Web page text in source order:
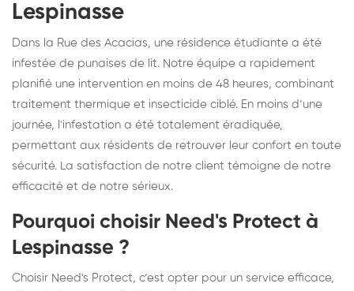
Lespinasse
Dans la Rue des Acacias, une résidence étudiante a été
infestée de punaises de lit. Notre équipe a rapidement
planifié une intervention en moins de 48 heures, combinant
traitement thermique et insecticide ciblé. En moins d’une
journée, l'infestation a été totalement éradiquée,
permettant aux résidents de retrouver leur confort en toute
sécurité. La satisfaction de notre client témoigne de notre
efficacité et de notre sérieux.
Pourquoi choisir Need's Protect à
Lespinasse ?
Choisir Need's Protect, c’est opter pour un service efficace,